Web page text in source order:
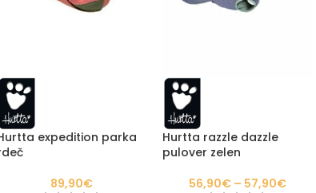
expedition parka
89,90€
Hurtta razzle dazzle
pulover zelen
56,90€ – 57,90€